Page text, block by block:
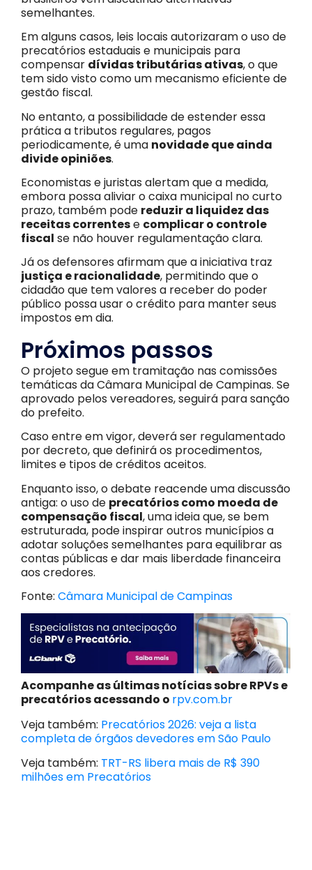
semelhantes.
Em alguns casos, leis locais autorizaram o uso de
precatórios estaduais e municipais para
compensar dívidas tributárias ativas, o que
tem sido visto como um mecanismo eficiente de
gestão fiscal.
No entanto, a possibilidade de estender essa
prática a tributos regulares, pagos
periodicamente, é uma novidade que ainda
divide opiniões.
Economistas e juristas alertam que a medida,
embora possa aliviar o caixa municipal no curto
prazo, também pode reduzir a liquidez das
receitas correntese complicar o controle
fiscal se não houver regulamentação clara.
Já os defensores afirmam que a iniciativa traz
justiça e racionalidade, permitindo que o
cidadão que tem valores a receber do poder
público possa usar o crédito para manter seus
impostos em dia.
Próximos passos
O projeto segue em tramitação nas comissões
temáticas da Câmara Municipal de Campinas. Se
aprovado pelos vereadores, seguirá para sanção
do prefeito.
Caso entre em vigor, deverá ser regulamentado
por decreto, que definirá os procedimentos,
limites e tipos de créditos aceitos.
Enquanto isso, o debate reacende uma discussão
antiga: o uso de precatórios como moeda de
compensação fiscal, uma ideia que, se bem
estruturada, pode inspirar outros municípios a
adotar soluções semelhantes para equilibrar as
contas públicas e dar mais liberdade financeira
aos credores.
Fonte: Câmara Municipal de Campinas
Acompanhe as últimas notícias sobre RPVs e
precatórios acessando o rpv.com.br
Veja também: Precatórios 2026: veja a lista
completa de órgãos devedores em São Paulo
Veja também: TRT-RS libera mais de R$ 390
milhões em Precatórios